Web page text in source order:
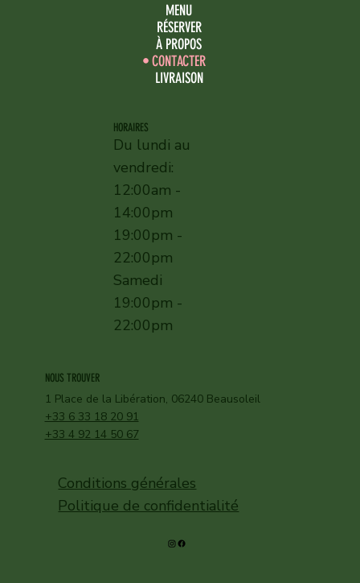
MENU
RÉSERVER
À PROPOS
CONTACTER
LIVRAISON
HORAIRES
Du lundi au
vendredi:
12:00am -
14:00pm
19:00pm -
22:00pm
Samedi
19:00pm -
22:00pm
NOUS TROUVER
1 Place de la Libération, 06240 Beausoleil
+33 6 33 18 20 91
+33 4 92 14 50 67
Conditions générales​
Politique de confidentialité